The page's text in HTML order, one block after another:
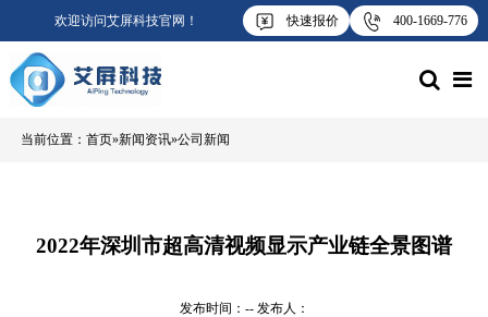
欢迎访问艾屏科技官网！ 快速报价 400-1669-776
当前位置： 首页 » 新闻资讯 » 公司新闻
2022年深圳市超高清视频显示产业链全景图谱
发布时间： -- 发布人：